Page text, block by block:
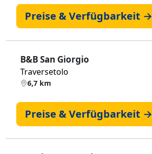
Preise & Verfügbarkeit →
B&B San Giorgio
Traversetolo
6,7 km
Preise & Verfügbarkeit →